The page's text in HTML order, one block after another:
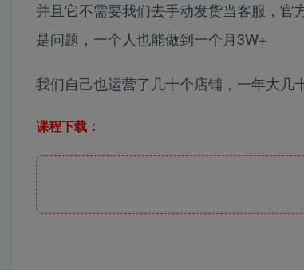
并且它不需要我们去手动发货当客服，
是问题，一个人也能做到一个月3W+
我们自己也运营了几十个店铺，一年大几
课程下载：